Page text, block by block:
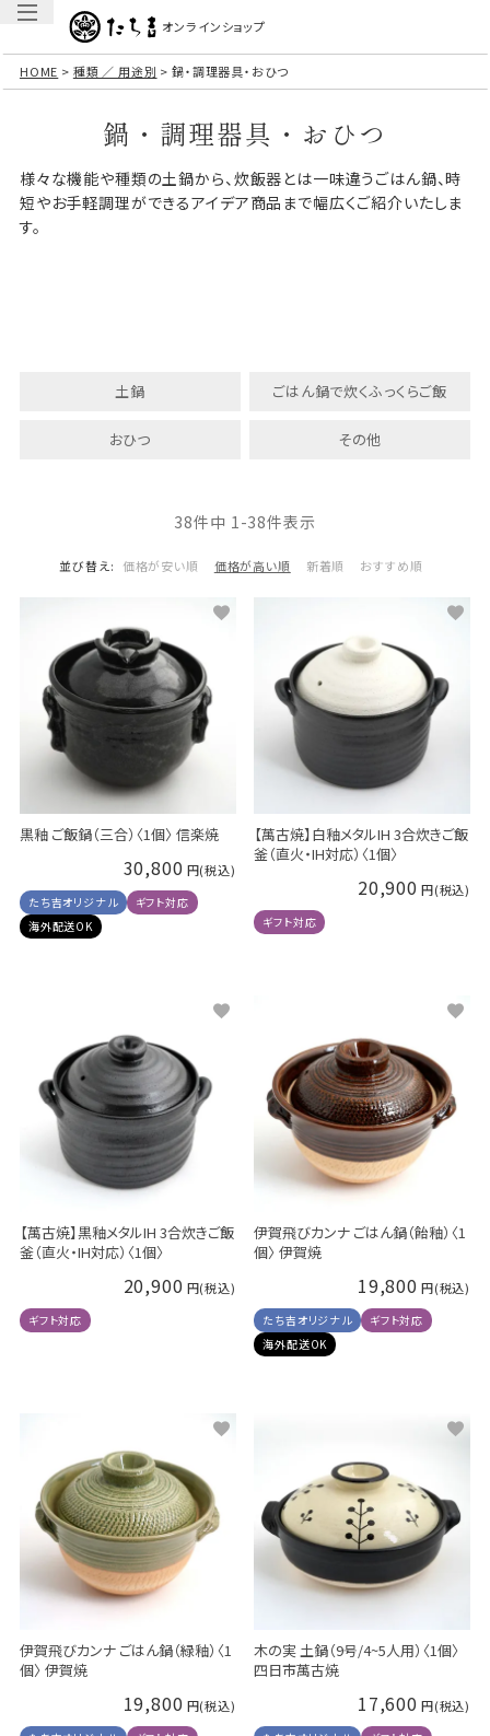
オンラインショップ
HOME 種類 ／ 用途別 鍋・調理器具・おひつ
鍋・調理器具・おひつ
様々な機能や種類の土鍋から、炊飯器とは一味違うごはん鍋、時
短やお手軽調理ができるアイデア商品まで幅広くご紹介いたしま
す。
土鍋 ごはん鍋で炊くふっくらご飯
おひつ その他
並び替え 価格が安い順 価格が高い順 新着順 おすすめ順
38件中 1-38件表示
黒釉 ご飯鍋（三合）〈1個〉 信楽焼
30,800
たち吉オリジナル
ギフト対応
海外配送OK
【萬古焼】白釉メタルIH 3合炊きご飯
釜（直火・IH対応）〈1個〉
20,900
ギフト対応
【萬古焼】黒釉メタルIH 3合炊きご飯
釜（直火・IH対応）〈1個〉
20,900
ギフト対応
伊賀飛びカンナ ごはん鍋（飴釉）〈1
個〉 伊賀焼
19,800
たち吉オリジナル
ギフト対応
海外配送OK
伊賀飛びカンナ ごはん鍋（緑釉）〈1
個〉 伊賀焼
19,800
木の実 土鍋（9号/4~5人用）〈1個〉
四日市萬古焼
17,600